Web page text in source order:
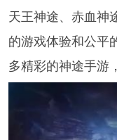
天王神途、赤血神
的游戏体验和公平
多精彩的神途手游